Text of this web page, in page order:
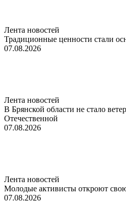
Лента новостей
Традиционные ценности стали
07.08.2026
Лента новостей
В Брянской области не стало
Отечественной
07.08.2026
Лента новостей
Молодые активисты откроют
07.08.2026